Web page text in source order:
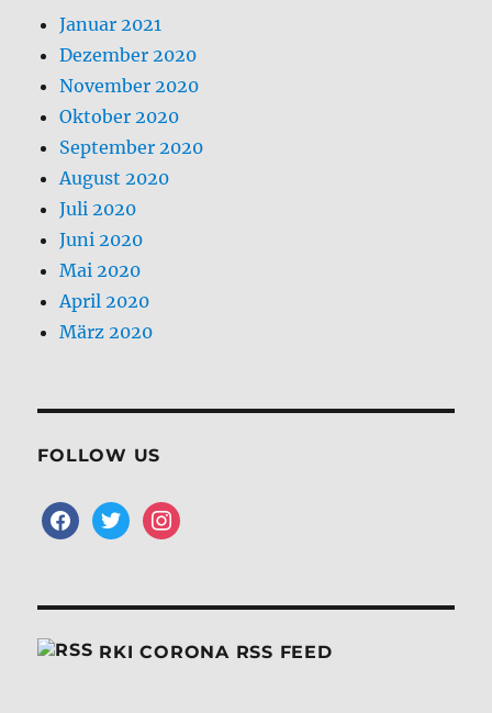
September 2020
August 2020
Juli 2020
Juni 2020
Mai 2020
April 2020
März 2020
FOLLOW US
RKI CORONA RSS FEED